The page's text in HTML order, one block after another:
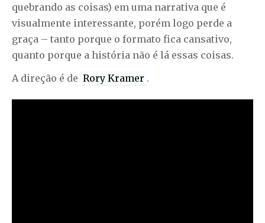
quebrando as coisas) em uma narrativa que é
visualmente interessante, porém logo perde a
graça – tanto porque o formato fica cansativo,
quanto porque a história não é lá essas coisas.
A direção é de Rory Kramer .